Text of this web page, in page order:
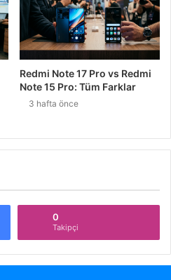
Redmi Note 17 Pro vs Redmi
Note 15 Pro: Tüm Farklar
3 hafta önce
0
Takipçi